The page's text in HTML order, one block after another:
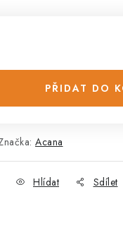
PŘIDAT DO
Acana
Hlídat Sdílet